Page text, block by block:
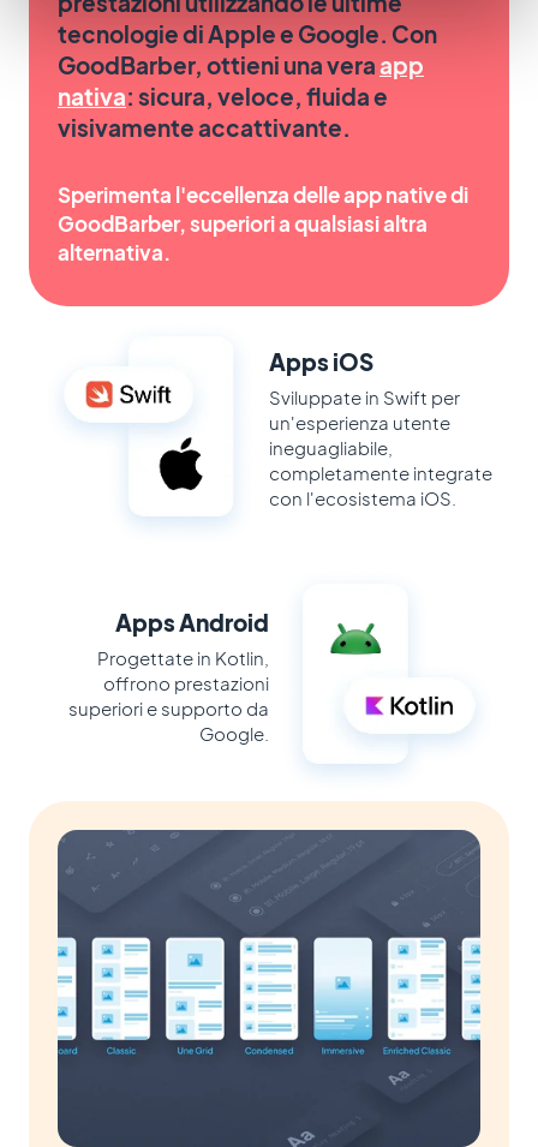
tecnologie di Apple e Google. Con
GoodBarber, ottieni una veraapp
nativa: sicura, veloce, fluida e
visivamente accattivante.
Sperimenta l'eccellenza delle app native di
GoodBarber, superiori a qualsiasi altra
alternativa.
Apps iOS
Sviluppate in Swift per
un'esperienza utente
ineguagliabile,
completamente integrate
con l'ecosistema iOS.
Apps Android
Progettate in Kotlin,
offrono prestazioni
superiori e supporto da
Google.